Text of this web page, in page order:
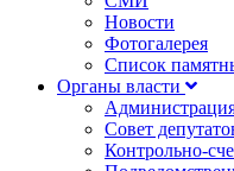
Новости
Фотогалерея
Список
Органы власти
Совет
Контрольно-